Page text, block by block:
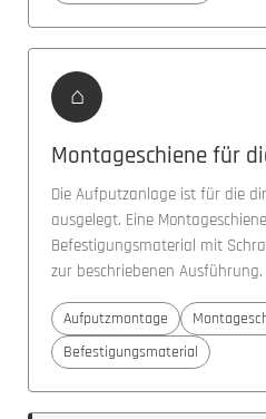
⌂
Montageschiene für
Die Aufputzanlage ist für die
ausgelegt. Eine
Befestigungsmaterial mit
zur beschriebenen Ausführung.
Aufputzmontage
Befestigungsmaterial